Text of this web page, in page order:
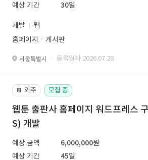
예상 기간
30일
개발
웹
홈페이지ㆍ게시판
서울특별시 · 등록일자 2026.07.28.
📔 외주 모집 중
웹툰 출판사 홈페이지 워드프레스
S) 개발
예상 금액
6,000,000원
예상 기간
45일